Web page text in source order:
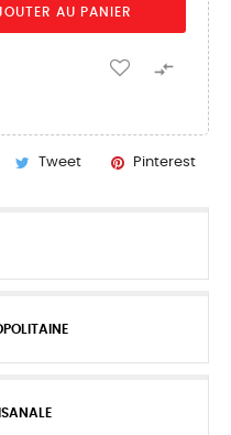
AU PANIER

Tweet Pinterest